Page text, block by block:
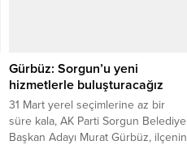
Gürbüz: Sorgun’u yeni
hizmetlerle buluşturacağız
31 Mart yerel seçimlerine az bir
süre kala, AK Parti Sorgun Belediye
Başkan Adayı Murat Gürbüz, ilçenin